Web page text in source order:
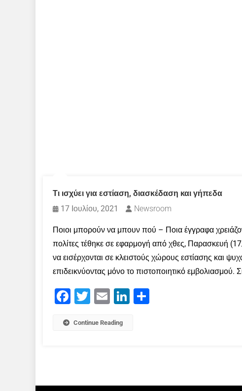
Τι ισχύει για εστίαση, διασκέδαση και γήπεδα
17 Ιουλίου, 2021
Newsroom
Ποιοι μπορούν να μπουν πού – Ποια έγγραφα
πολίτες τέθηκε σε εφαρμογή από χθες, Παρασκευή
να εισέρχονται σε κλειστούς χώρους εστίασης και
επιδεικνύοντας μόνο το πιστοποιητικό
Facebook
Twitter Email LinkedIn
Continue Reading